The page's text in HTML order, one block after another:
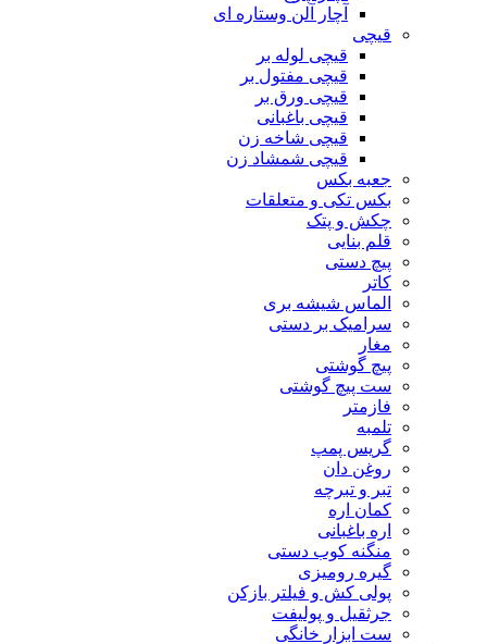
آچار آلن وستاره ای
قیچی
قیچی لوله بر
قیچی مفتول بر
قیچی ورق بر
قیچی باغبانی
قیچی شاخه زن
قیچی شمشاد زن
جعبه بکس
بکس تکی و متعلقات
چکش و پتک
قلم بنایی
پیچ دستی
کاتر
الماس شیشه بری
سرامیک بر دستی
مغار
پیچ گوشتی
ست پیچ گوشتی
فازمتر
تلمبه
گریس پمپ
روغن دان
تبر و تبرچه
کمان اره
اره باغبانی
منگنه کوب دستی
گیره رومیزی
پولی کش و فیلتر بازکن
جرثقیل و پولیفت
ست ابزار خانگی